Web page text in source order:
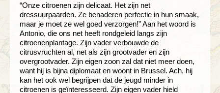
“Onze citroenen zijn delicaat. Het zijn net
dressuurpaarden. Ze benaderen perfectie in hun smaak,
maar je moet ze wel goed verzorgen!” Aan het woord is
Antonio, die ons net heeft rondgeleid langs zijn
citroenenplantage. Zijn vader verbouwde de
citrusvruchten al, net als zijn grootvader en zijn
overgrootvader. Zijn eigen zoon zal dat niet meer doen,
want hij is bijna diplomaat en woont in Brussel. Ach, hij
kan het ook wel begrijpen dat de jeugd minder in
citroenen is geïnteresseerd. Zijn eigen vader hield